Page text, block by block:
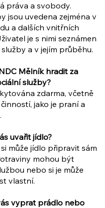
práva a svobody.
jsou uvedena zejména v
a dalších vnitřních
je s nimi seznámen
a v jejím průběhu.
Mělník hradit za
služby?
zdarma, včetně
jako je praní a
uvařit jídlo?
může jídlo připravit sám
mohou být
nebo si je může
vlastní.
vyprat prádlo nebo